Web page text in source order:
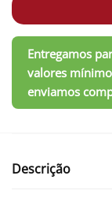
Descrição